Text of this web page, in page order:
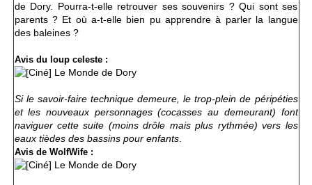
de Dory. Pourra-t-elle retrouver ses souvenirs ? Qui sont ses
parents ? Et où a-t-elle bien pu apprendre à parler la langue
des baleines ?
Avis du loup celeste :
Si le savoir-faire technique demeure, le trop-plein de péripéties
et les nouveaux personnages (cocasses au demeurant) font
naviguer cette suite (moins drôle mais plus rythmée) vers les
eaux tièdes des bassins pour enfants.
Avis de WolfWife :